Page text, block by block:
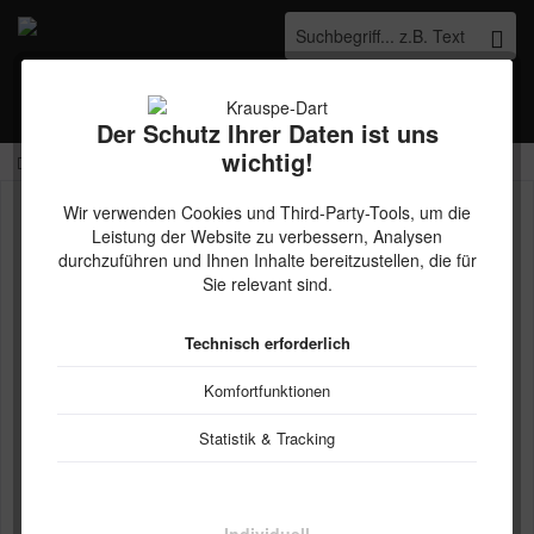
Kostenloser Versand ab € 45,- Bestellwert innerhalb Deutschlands
Merkzettel
Der Schutz Ihrer Daten ist uns
wichtig!
Wir verwenden Cookies und Third-Party-Tools, um die
Leistung der Website zu verbessern, Analysen
durchzuführen und Ihnen Inhalte bereitzustellen, die für
Sie relevant sind.
Technisch erforderlich
Komfortfunktionen
Statistik & Tracking